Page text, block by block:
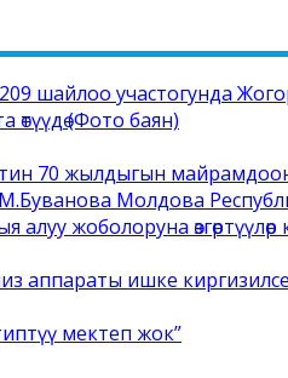
шайлоо участогунда
(Фото баян)
70 жылдыгын
Молдова
жоболоруна
аппараты ишке
мектеп жок”